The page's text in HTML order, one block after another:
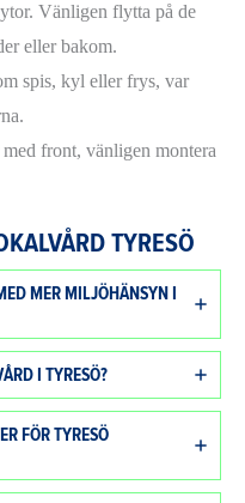
Vänligen flytta på de
eller bakom.
spis, kyl eller frys, var
front, vänligen montera
TYRESÖ
MER MILJÖHÄNSYN I
I TYRESÖ?
FÖR TYRESÖ